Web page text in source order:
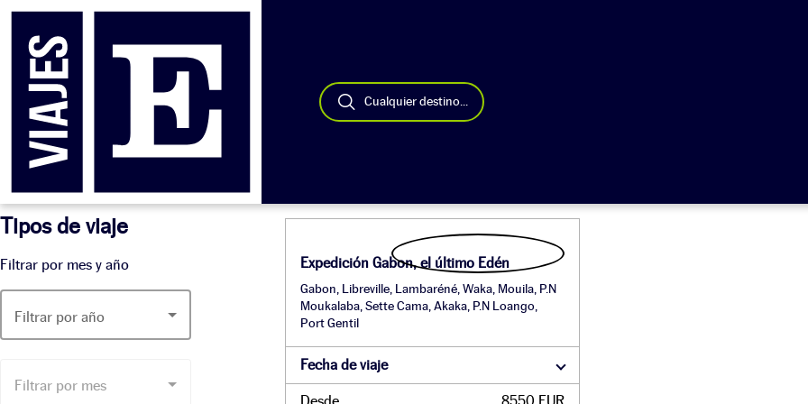
Cualquier destino...
Tipos de viaje
Filtrar por mes y año
Filtrar por año
Filtrar por mes
Expedición Gabon, el último Edén
Gabon, Libreville, Lambaréné, Waka, Mouila, P.N
Moukalaba, Sette Cama, Akaka, P.N Loango,
Port Gentil
Fecha de viaje